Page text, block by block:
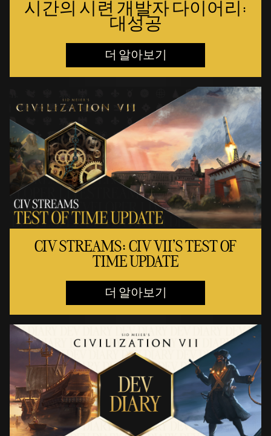
시간의 시련 개발자 다이어리:
대성공
더 알아보기
CIV STREAMS: CIV VII'S TEST OF
TIME UPDATE
더 알아보기